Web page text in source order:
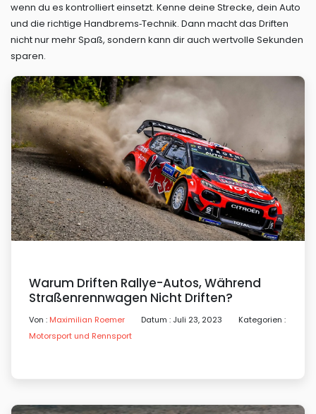
wenn du es kontrolliert einsetzt. Kenne deine Strecke, dein Auto
und die richtige Handbrems‑Technik. Dann macht das Driften
nicht nur mehr Spaß, sondern kann dir auch wertvolle Sekunden
sparen.
Warum Driften Rallye-Autos, Während
Straßenrennwagen Nicht Driften?
Von : Maximilian Roemer Datum : Juli 23, 2023
Kategorien :
Motorsport und Rennsport